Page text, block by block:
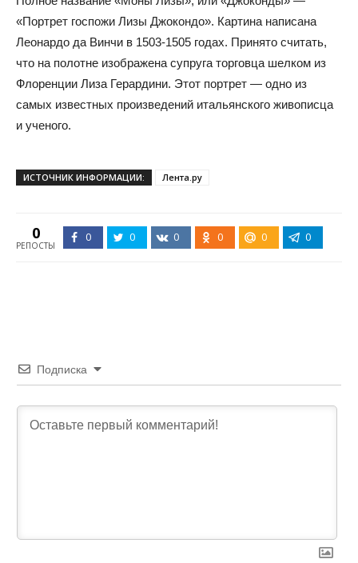
«Портрет госпожи Лизы Джокондо». Картина написана
Леонардо да Винчи в 1503-1505 годах. Принято считать,
что на полотне изображена супруга торговца шелком из
Флоренции Лиза Герардини. Этот портрет — одно из
самых известных произведений итальянского живописца
и ученого.
ИСТОЧНИК ИНФОРМАЦИИ: Лента.ру
0
РЕПОСТЫ
0 0 0 0 0 0
Подписка